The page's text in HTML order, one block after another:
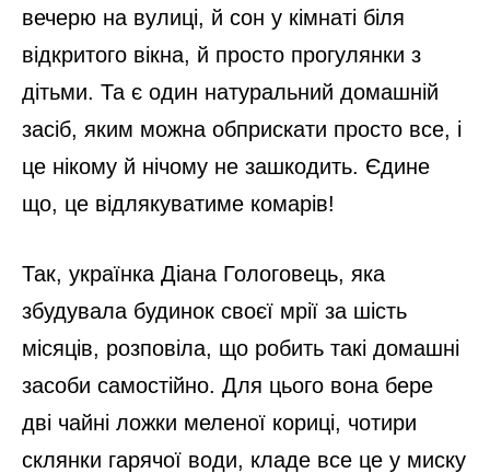
вечерю на вулиці, й сон у кімнаті біля
відкритого вікна, й просто прогулянки з
дітьми. Та є один натуральний домашній
засіб, яким можна обприскати просто все, і
це нікому й нічому не зашкодить. Єдине
що, це відлякуватиме комарів!
Так, українка Діана Гологовець, яка
збудувала будинок своєї мрії за шість
місяців, розповіла, що робить такі домашні
засоби самостійно. Для цього вона бере
дві чайні ложки меленої кориці, чотири
склянки гарячої води, кладе все це у миску